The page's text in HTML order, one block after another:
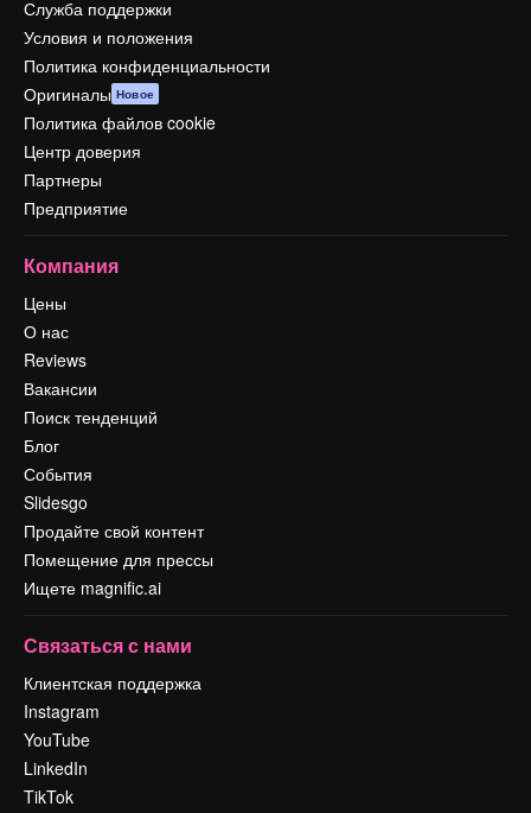
Служба поддержки
Условия и положения
Политика конфиденциальности
Оригиналы Новое
Политика файлов cookie
Центр доверия
Партнеры
Предприятие
Компания
Цены
О нас
Reviews
Вакансии
Поиск тенденций
Блог
События
Slidesgo
Продайте свой контент
Помещение для прессы
Ищете magnific.ai
Связаться с нами
Клиентская поддержка
Instagram
YouTube
LinkedIn
TikTok